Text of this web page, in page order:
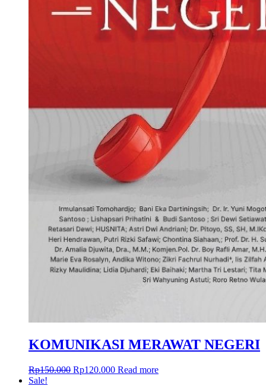
KOMUNIKASI MERAWAT NEGERI
Rp150.000 Rp120.000 Read more
Sale!